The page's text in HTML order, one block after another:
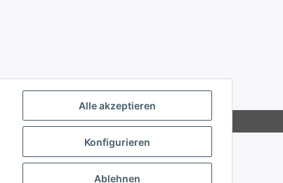
Alle akzeptieren
Konfigurieren
Ablehnen